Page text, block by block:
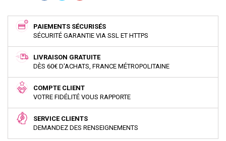
PAIEMENTS SÉCURISÉS
SÉCURITÉ GARANTIE VIA SSL ET HTTPS
LIVRAISON GRATUITE
DÈS 60€ D'ACHATS, FRANCE MÉTROPOLITAINE
COMPTE CLIENT
VOTRE FIDÉLITÉ VOUS RAPPORTE
SERVICE CLIENTS
DEMANDEZ DES RENSEIGNEMENTS